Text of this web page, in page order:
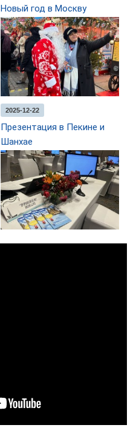
Новый год в Москву
2025-12-22
Презентация в Пекине и
Шанхае